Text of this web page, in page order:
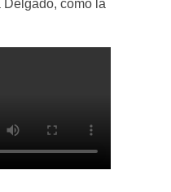
como la